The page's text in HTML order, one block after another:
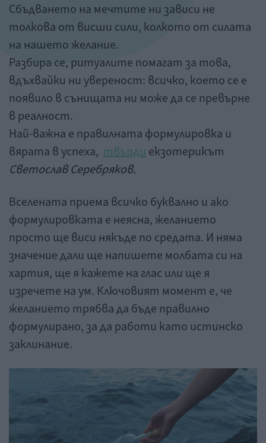
Сбъдването на мечтите ни зависи не
толкова от висши сили, колкото от силата
на нашето желание.
Разбира се, ритуалите помагат за това,
вдъхвайки ни увереност: всичко, което се е
появило в сънищата ни може да се превърне
в реалност.
Най-важна е правилната формулировка и
вярата в успеха, твърдиекзотерикът
Светослав Серебряков.
Вселената приема всичко буквално и ако
формулировката е неясна, желанието
просто ще виси някъде по средата. И няма
значение дали ще напишете молбата си на
хартия, ще я кажете на глас или ще я
изречете на ум. Ключовият момент е, че
желанието трябва да бъде правилно
формулирано, за да работи като истинско
заклинание.